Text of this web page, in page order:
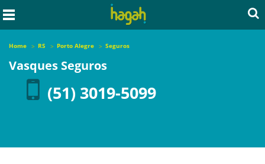
Home RS Porto Alegre Seguros
Vasques Seguros
(51) 3019-5099